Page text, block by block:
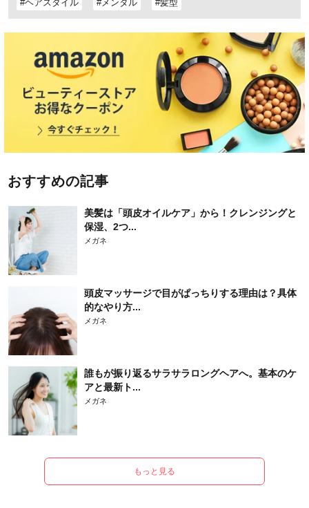
#ヘアスタイル #メンタル #髪型
おすすめの記事
美髪は「頭皮オイルケア」から！クレンジングと
保湿、2つ...
メガネ
頭皮マッサージで目がぱっちりする理由は？具体
的なやり方...
メガネ
誰もが振り返るサラサラロングヘアへ。基本のケ
アと最新ト...
メガネ
もっと見る